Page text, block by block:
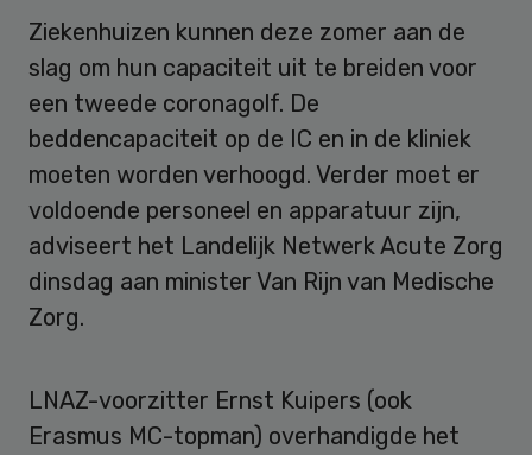
Ziekenhuizen kunnen deze zomer aan de
slag om hun capaciteit uit te breiden voor
een tweede coronagolf. De
beddencapaciteit op de IC en in de kliniek
moeten worden verhoogd. Verder moet er
voldoende personeel en apparatuur zijn,
adviseert het Landelijk Netwerk Acute Zorg
dinsdag aan minister Van Rijn van Medische
Zorg.
LNAZ-voorzitter Ernst Kuipers (ook
Erasmus MC-topman) overhandigde het